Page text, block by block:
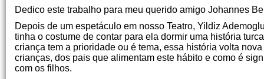
Dedico este trabalho para meu querido amigo Johannes
Depois de um espetáculo em nosso Teatro, Yildiz
tinha o costume de contar para ela dormir uma história
criança tem a prioridade ou é tema, essa história volta
crianças, dos pais que alimentam este hábito e como é
com os filhos.